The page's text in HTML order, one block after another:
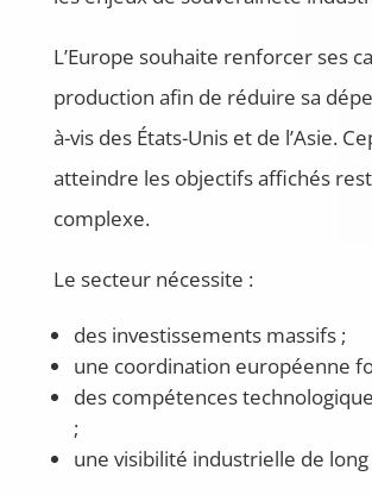
L’Europe souhaite renforcer ses
production afin de réduire sa
à-vis des États-Unis et de l’Asie.
atteindre les objectifs affichés
complexe.
Le secteur nécessite :
des investissements massifs ;
une coordination européenne
des compétences
;
une visibilité industrielle de